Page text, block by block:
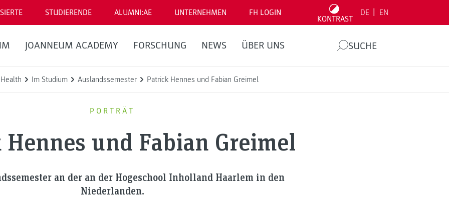
STUDIERENDE ALUMNI:AE UNTERNEHMEN FH LOGIN
KONTRAST
DE EN
JOANNEUM ACADEMY FORSCHUNG NEWS ÜBER UNS SUCHE
Im Studium Auslandssemester Patrick Hennes und Fabian Greimel
PORTRÄT
und Fabian Greimel
an der an der Hogeschool Inholland Haarlem in den
Niederlanden.